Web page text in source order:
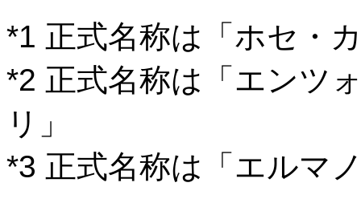
*1 正式名称は「ホセ・
*2 正式名称は「エンツ
リ」
*3 正式名称は「エルマ